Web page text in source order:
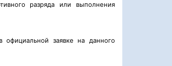
разряда или выполнения
заявке на данного